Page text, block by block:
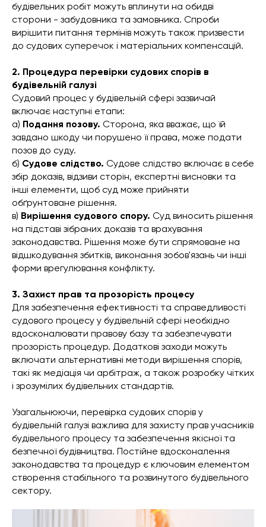
будівельних робіт можуть вплинути на обидві
сторони - забудовника та замовника. Спроби
вирішити питання термінів можуть також призвести
до судових суперечок і матеріальних компенсацій.
2. Процедура перевірки судових спорів в
будівельній галузі
Судовий процес у будівельній сфері зазвичай
включає наступні етапи:
а) Подання позову. Сторона, яка вважає, що їй
завдано шкоду чи порушено її права, може подати
позов до суду.
б) Судове слідство. Судове слідство включає в себе
збір доказів, відзиви сторін, експертні висновки та
інші елементи, щоб суд може прийняти
обґрунтоване рішення.
в) Вирішення судового спору. Суд виносить рішення
на підставі зібраних доказів та врахування
законодавства. Рішення може бути спрямоване на
відшкодування збитків, виконання зобов'язань чи інші
форми врегулювання конфлікту.
3. Захист прав та прозорість процесу
Для забезпечення ефективності та справедливості
судового процесу у будівельній сфері необхідно
вдосконалювати правову базу та забезпечувати
прозорість процедур. Додаткові заходи можуть
включати альтернативні методи вирішення спорів,
такі як медіація чи арбітраж, а також розробку чітких
і зрозумілих будівельних стандартів.
Узагальнюючи, перевірка судових спорів у
будівельній галузі важлива для захисту прав учасників
будівельного процесу та забезпечення якісної та
безпечної будівництва. Постійне вдосконалення
законодавства та процедур є ключовим елементом
створення стабільного та розвинутого будівельного
сектору.